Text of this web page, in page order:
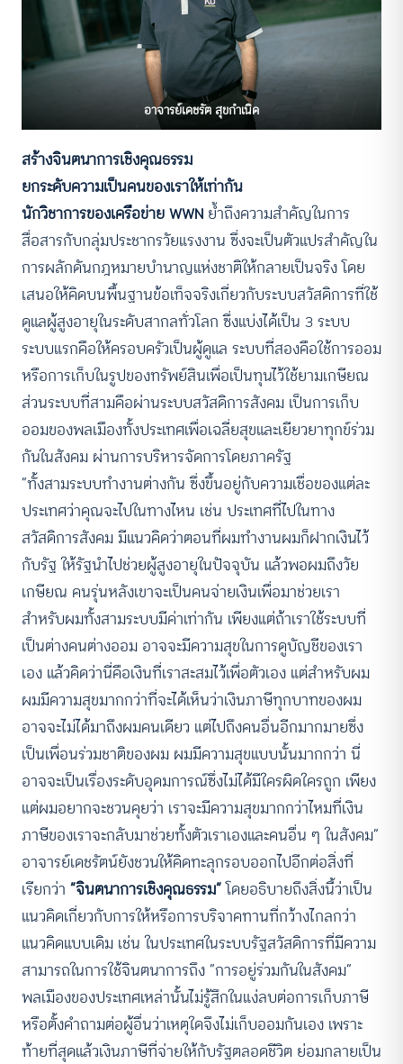
อาจารย์เดชรัต สุขกำเนิด
สร้างจินตนาการเชิงคุณธรรม
ยกระดับความเป็นคนของเราให้เท่ากัน
นักวิชาการของเครือข่าย WWN ย้ำถึงความสำคัญในการ
สื่อสารกับกลุ่มประชากรวัยแรงงาน ซึ่งจะเป็นตัวแปรสำคัญใน
การผลักดันกฎหมายบำนาญแห่งชาติให้กลายเป็นจริง โดย
เสนอให้คิดบนพื้นฐานข้อเท็จจริงเกี่ยวกับระบบสวัสดิการที่ใช้
ดูแลผู้สูงอายุในระดับสากลทั่วโลก ซึ่งแบ่งได้เป็น 3 ระบบ
ระบบแรกคือให้ครอบครัวเป็นผู้ดูแล ระบบที่สองคือใช้การออม
หรือการเก็บในรูปของทรัพย์สินเพื่อเป็นทุนไว้ใช้ยามเกษียณ
ส่วนระบบที่สามคือผ่านระบบสวัสดิการสังคม เป็นการเก็บ
ออมของพลเมืองทั้งประเทศเพื่อเฉลี่ยสุขและเยียวยาทุกข์ร่วม
กันในสังคม ผ่านการบริหารจัดการโดยภาครัฐ
“ทั้งสามระบบทำงานต่างกัน ซึ่งขึ้นอยู่กับความเชื่อของแต่ละ
ประเทศว่าคุณจะไปในทางไหน เช่น ประเทศที่ไปในทาง
สวัสดิการสังคม มีแนวคิดว่าตอนที่ผมทำงานผมก็ฝากเงินไว้
กับรัฐ ให้รัฐนำไปช่วยผู้สูงอายุในปัจจุบัน แล้วพอผมถึงวัย
เกษียณ คนรุ่นหลังเขาจะเป็นคนจ่ายเงินเพื่อมาช่วยเรา
สำหรับผมทั้งสามระบบมีค่าเท่ากัน เพียงแต่ถ้าเราใช้ระบบที่
เป็นต่างคนต่างออม อาจจะมีความสุขในการดูบัญชีของเรา
เอง แล้วคิดว่านี่คือเงินที่เราสะสมไว้เพื่อตัวเอง แต่สำหรับผม
ผมมีความสุขมากกว่าที่จะได้เห็นว่าเงินภาษีทุกบาทของผม
อาจจะไม่ได้มาถึงผมคนเดียว แต่ไปถึงคนอื่นอีกมากมายซึ่ง
เป็นเพื่อนร่วมชาติของผม ผมมีความสุขแบบนั้นมากกว่า นี่
อาจจะเป็นเรื่องระดับอุดมการณ์ซึ่งไม่ได้มีใครผิดใครถูก เพียง
แต่ผมอยากจะชวนคุยว่า เราจะมีความสุขมากกว่าไหมที่เงิน
ภาษีของเราจะกลับมาช่วยทั้งตัวเราเองและคนอื่น ๆ ในสังคม”
อาจารย์เดชรัตน์ยังชวนให้คิดทะลุกรอบออกไปอีกต่อสิ่งที่
เรียกว่า “จินตนาการเชิงคุณธรรม”โดยอธิบายถึงสิ่งนี้ว่าเป็น
แนวคิดเกี่ยวกับการให้หรือการบริจาคทานที่กว้างไกลกว่า
แนวคิดแบบเดิม เช่น ในประเทศในระบบรัฐสวัสดิการที่มีความ
สามารถในการใช้จินตนาการถึง “การอยู่ร่วมกันในสังคม”
พลเมืองของประเทศเหล่านั้นไม่รู้สึกในแง่ลบต่อการเก็บภาษี
หรือตั้งคำถามต่อผู้อื่นว่าเหตุใดจึงไม่เก็บออมกันเอง เพราะ
ท้ายที่สุดแล้วเงินภาษีที่จ่ายให้กับรัฐตลอดชีวิต ย่อมกลายเป็น